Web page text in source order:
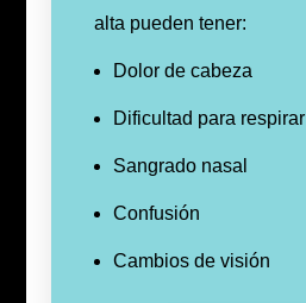
alta pueden tener:
Dolor de cabeza
Dificultad para respirar
Sangrado nasal
Confusión
Cambios de visión